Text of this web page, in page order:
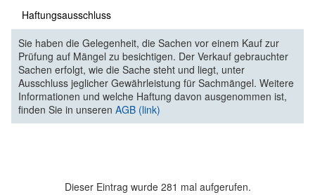
Haftungsausschluss
Sie haben die Gelegenheit, die Sachen vor einem Kauf zur
Prüfung auf Mängel zu besichtigen. Der Verkauf gebrauchter
Sachen erfolgt, wie die Sache steht und liegt, unter
Ausschluss jeglicher Gewährleistung für Sachmängel. Weitere
Informationen und welche Haftung davon ausgenommen ist,
finden Sie in unseren AGB (link)
Dieser Eintrag wurde 281 mal aufgerufen.